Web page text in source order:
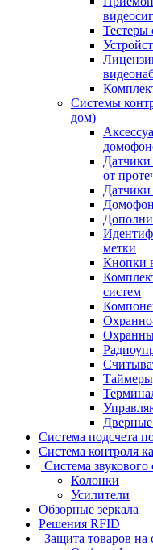
Тестеры
Системы
дом)
от
метки
Кнопки
систем
Дверные
Система подсчета
Система контроля
Система
Колонки
Усилители
Обзорные зеркала
Решения RFID
Защита товаров на